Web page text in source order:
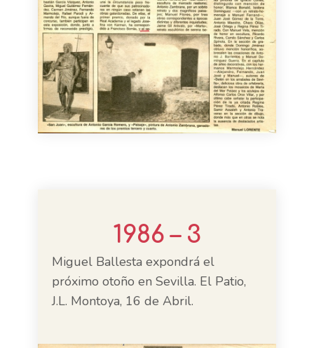
1986 – 3
Miguel Ballesta expondrá el
próximo otoño en Sevilla. El Patio,
J.L. Montoya, 16 de Abril.